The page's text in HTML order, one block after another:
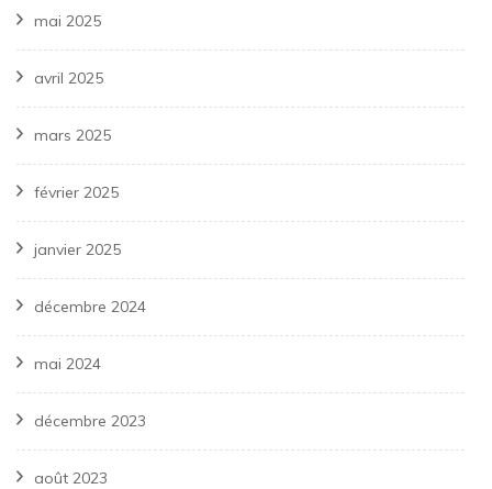
mai 2025
avril 2025
mars 2025
février 2025
janvier 2025
décembre 2024
mai 2024
décembre 2023
août 2023